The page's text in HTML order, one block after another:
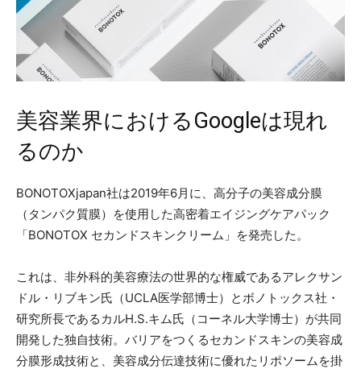
美容業界におけるGoogleは現れ
るのか
BONOTOXjapan社は2019年6月に、高分子の美容成分膜
（タンパク質膜）を使用した高密着エイジングケアパック
「BONOTOX セカンドスキンクリーム」を発売した。
これは、非外科的美容療法の世界的な権威であるアレクサン
ドル・リブキン氏（UCLA医学部博士）とボノトックス社・
研究所長であるカルH.S.キム氏（コーネル大学博士）が共同
開発した独自技術。バリアをつくるセカンドスキンの美容成
分膜形成技術と、美容成分伝達技術に優れたリポソームを掛